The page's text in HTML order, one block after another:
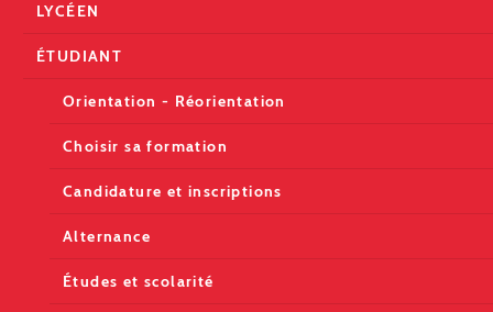
LYCÉEN
ÉTUDIANT
Orientation - Réorientation
Choisir sa formation
Candidature et inscriptions
Alternance
Études et scolarité